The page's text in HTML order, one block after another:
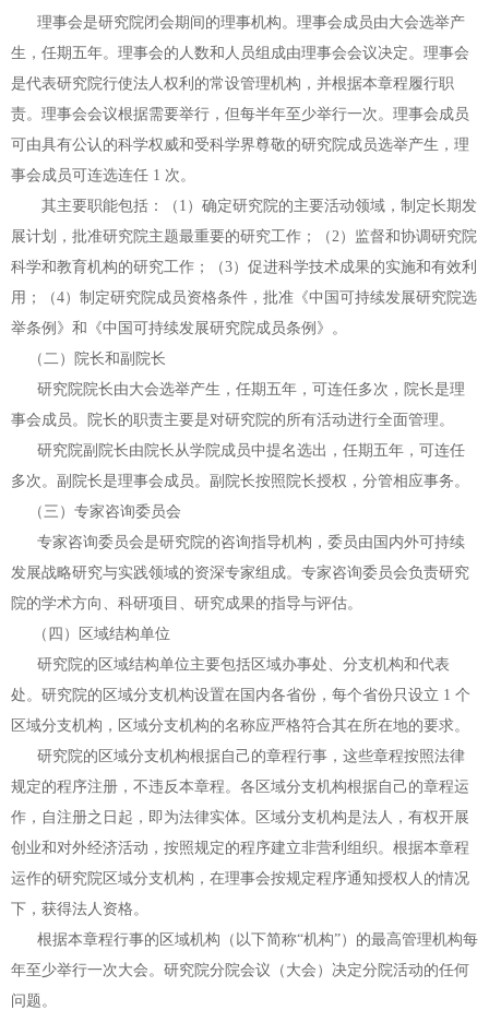
理事会是研究院闭会期间的理事机构。理事会成员由大会选举产
生，任期五年。理事会的人数和人员组成由理事会会议决定。理事会
是代表研究院行使法人权利的常设管理机构，并根据本章程履行职
责。理事会会议根据需要举行，但每半年至少举行一次。理事会成员
可由具有公认的科学权威和受科学界尊敬的研究院成员选举产生，理
事会成员可连选连任 1 次。
其主要职能包括：（1）确定研究院的主要活动领域，制定长期发
展计划，批准研究院主题最重要的研究工作；（2）监督和协调研究院
科学和教育机构的研究工作；（3）促进科学技术成果的实施和有效利
用；（4）制定研究院成员资格条件， 批准《中国可持续发展研究院选
举条例》和《中国可持续发展研究院成员条例》。
（二）院长和副院长
研究院院长由大会选举产生，任期五年，可连任多次，院长是理
事会成员。
院长的职责主要是对研究院的所有活动进行全面管理。
研究院副院长由院长从学院成员中提名选出，任期五年，可连任
多次。副院长是理事会成员。副院长按照院长授权，分管相应事务。
（三）专家咨询委员会
专家咨询委员会是研究院的咨询指导机构，委员由国内外可持续
发展战略研究与实践领域的资深专家组成。专家咨询委员会负责研究
院的学术方向、科研项目、研究成果的指导与评估。
（四）区域结构单位
研究院的区域结构单位主要包括区域办事处、分支机构和代表
处。研究院的 区域分支机构设置在国内各省份，每个省份只设立 1 个
区域分支机构，区域分支机构的名称应严格符合其在所在地的要求。
研究院的区域分支机构根据自己的章程行事，这些章程按照法律
规定的程序注册，不违反本章程。各区域分支机构根据自己的章程运
作，自注册之日起，即为法律实体。区域分支机构是法人，有权开展
创业和对外经济活动，按照规定的程序建立非营利组织。根据本章程
运作的研究院区域分支机构，在理事会按规定程序通知授权人的情况
下，获得法人资格。
根据本章程行事的区域机构（以下简称“机构”）的最高管理机构每
年至少举行一次大会。研究院分院会议（大会）决定分院活动的任何
问题。